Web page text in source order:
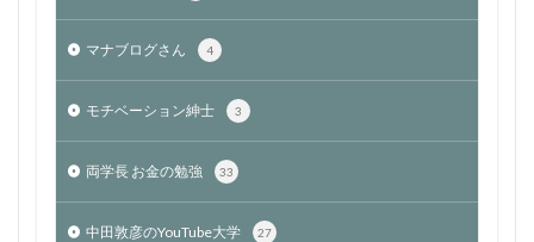
マナブログさん 4
モチベーション紳士 3
両学長 お金の勉強 33
中田敦彦のYouTube大学 27